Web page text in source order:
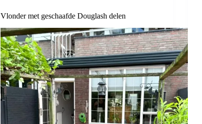
Vlonder met geschaafde Douglash delen